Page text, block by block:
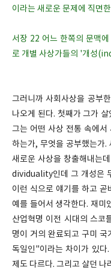
이라는 새로운 문제에 직면
서장 22 어느 한쪽의 문맥
로 개별 사상가들의 '개성
그러니까 사회사상을 공부
나오게 된다. 첫째가 그가
그는 어떤 사상 전통 속에서
하는가, 무엇을 공부했는가
새로운 사상을 창출해내는
dividuality인데 그 개성은
이런 식으로 얘기를 하고
예를 들어서 생각한다. 재미
산업혁명 이전 시대의 스코
명이 거의 완료되고 구미 국
독일인"이라는 차이가 있다
제도 다르다. 그리고 살던